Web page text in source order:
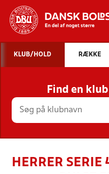
STILLINGER,
KLUB/HOLD RÆKKE
Find en
HERRER